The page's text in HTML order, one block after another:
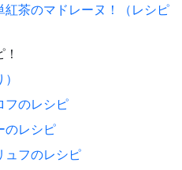
茶のマドレーヌ！（レシピ
フのレシピ
のレシピ
ュフのレシピ